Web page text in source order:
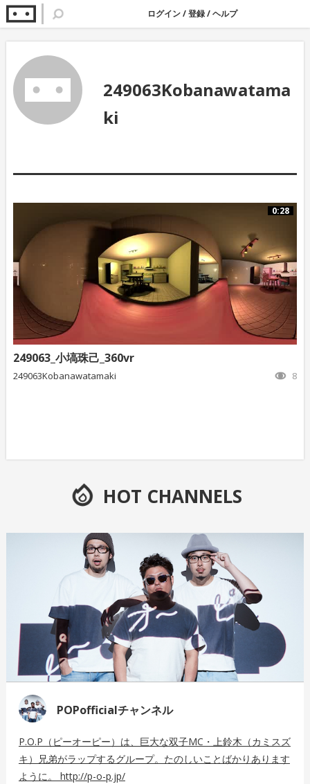
ログイン/登録/ヘルプ
249063Kobanawatama
ki
0:28
249063_小塙珠己_360vr
249063Kobanawatamaki 8
HOT CHANNELS
POPofficialチャンネル
P.O.P（ピーオーピー）は、巨大な双子MC・上鈴木（カミスズ
キ）兄弟がラップするグループ。たのしいことばかりあります
ように。 http://p-o-p.jp/